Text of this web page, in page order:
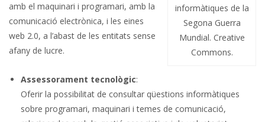
informàtiques de la
Segona Guerra
Mundial. Creative
Commons.
amb el maquinari i programari, amb la
comunicació electrònica, i les eines
web 2.0, a l’abast de les entitats sense
afany de lucre.
Assessorament tecnològic:
Oferir la possibilitat de consultar qüestions informàtiques
sobre programari, maquinari i temes de comunicació,